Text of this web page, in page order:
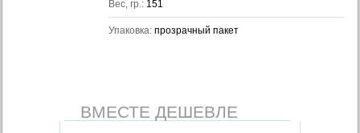
Вес, гр.: 151
Упаковка: прозрачный пакет
ВМЕСТЕ ДЕШЕВЛЕ